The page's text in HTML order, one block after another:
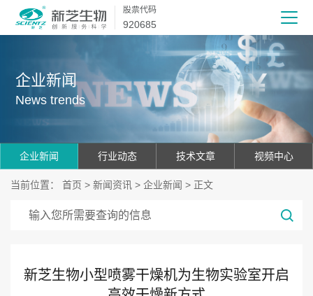
股票代码
920685
企业新闻
News trends
企业新闻 行业动态 技术文章 视频中心
当前位置： 首页 > 新闻资讯 > 企业新闻 > 正文
新芝生物小型喷雾干燥机为生物实验室开启